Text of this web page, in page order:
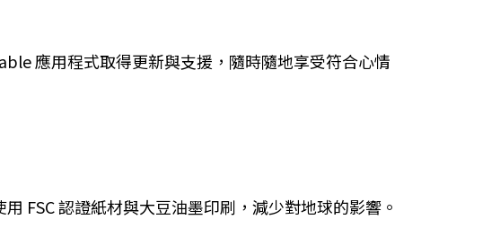
應用程式取得更新與支援，隨時隨地享受符合心情
FSC 認證紙材與大豆油墨印刷，減少對地球的影響。